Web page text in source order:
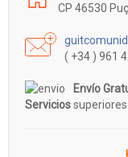
CP 46530
( +34 ) 961
Envío
Servicios